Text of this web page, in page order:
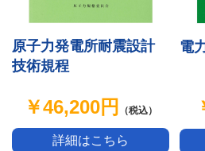
原子力発電所耐震設計
技術規程
￥46,200円 （税込）
詳細はこちら
電